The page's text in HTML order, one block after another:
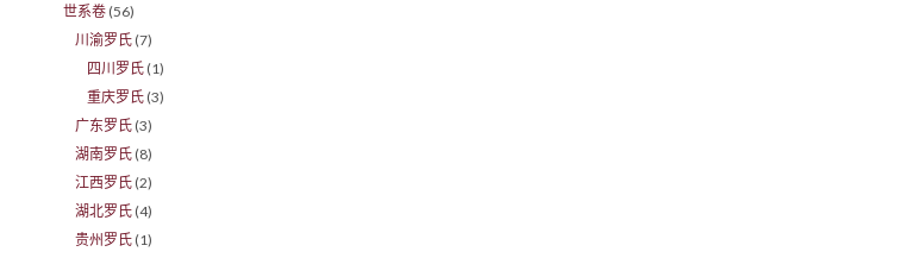
世系卷 (56)
川渝罗氏 (7)
四川罗氏 (1)
重庆罗氏 (3)
广东罗氏 (3)
湖南罗氏 (8)
江西罗氏 (2)
湖北罗氏 (4)
贵州罗氏 (1)